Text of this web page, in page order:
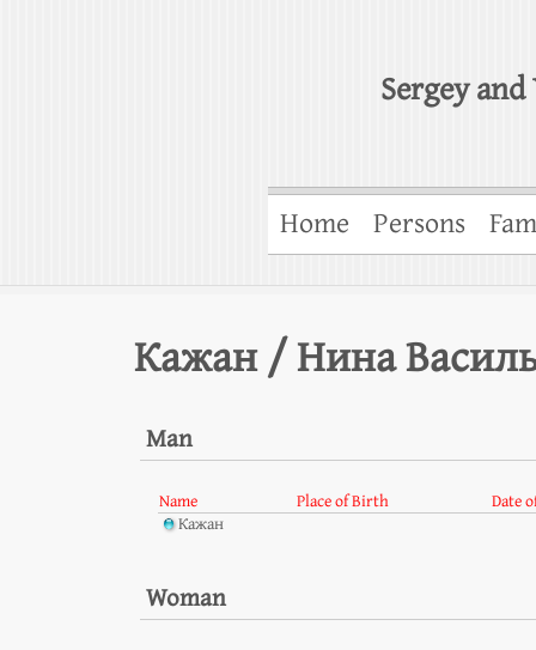
Sergey
Home Persons
Кажан / Нина
Man
Name Place of Birth
Date
Кажан
Woman